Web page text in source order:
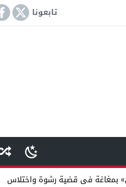
تابعونا
بمغاغة فى قضية رشوة واختلاس